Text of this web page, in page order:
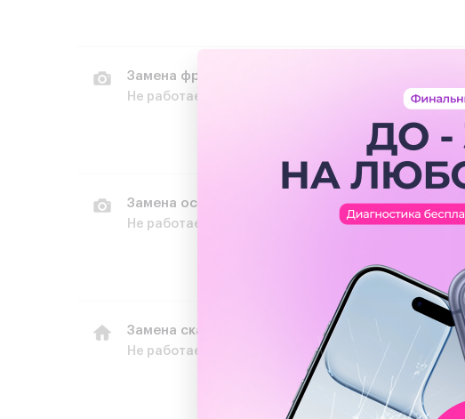
Замена фронтальной / передней камеры
Не работает передняя камера
Замена основной/задней камеры
Не работает задняя камера
Замена сканера отпечатка пальцев
Не работает кнопка сканер отпечатка пальцев